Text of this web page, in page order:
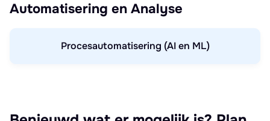
Automatisering en Analyse
Procesautomatisering (AI en ML)